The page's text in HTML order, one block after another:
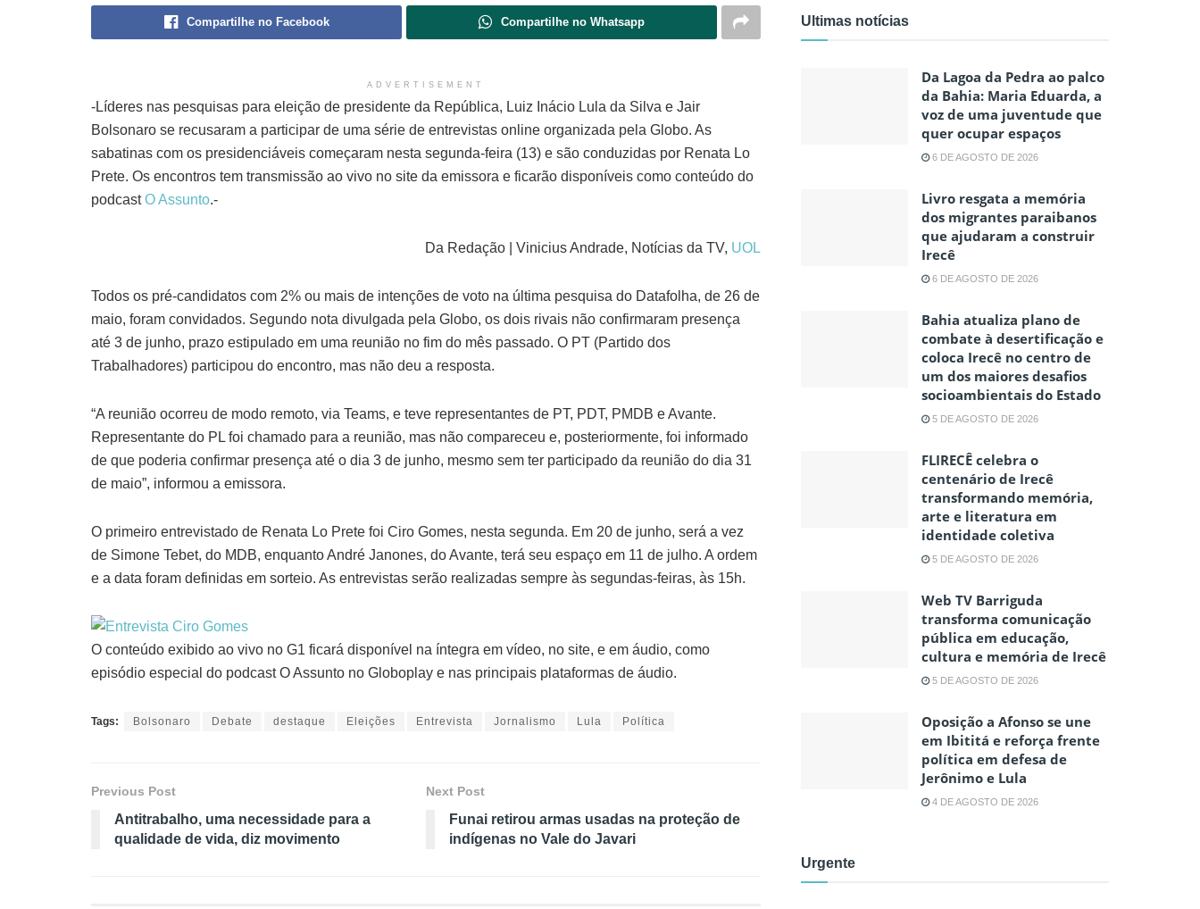
Compartilhe no Facebook Compartilhe no Whatsapp
ADVERTISEMENT
-Líderes nas pesquisas para eleição de presidente da República, Luiz Inácio Lula da Silva e Jair
Bolsonaro se recusaram a participar de uma série de entrevistas online organizada pela Globo. As
sabatinas com os presidenciáveis começaram nesta segunda-feira (13) e são conduzidas por Renata Lo
Prete. Os encontros tem transmissão ao vivo no site da emissora e ficarão disponíveis como conteúdo do
podcastO Assunto.-
Da Redação | Vinicius Andrade, Notícias da TV, UOL
Todos os pré-candidatos com 2% ou mais de intenções de voto na última pesquisa do Datafolha, de 26 de
maio, foram convidados. Segundo nota divulgada pela Globo, os dois rivais não confirmaram presença
até 3 de junho, prazo estipulado em uma reunião no fim do mês passado. O PT (Partido dos
Trabalhadores) participou do encontro, mas não deu a resposta.
“A reunião ocorreu de modo remoto, via Teams, e teve representantes de PT, PDT, PMDB e Avante.
Representante do PL foi chamado para a reunião, mas não compareceu e, posteriormente, foi informado
de que poderia confirmar presença até o dia 3 de junho, mesmo sem ter participado da reunião do dia 31
de maio”, informou a emissora.
O primeiro entrevistado de Renata Lo Prete foi Ciro Gomes, nesta segunda. Em 20 de junho, será a vez
de Simone Tebet, do MDB, enquanto André Janones, do Avante, terá seu espaço em 11 de julho. A ordem
e a data foram definidas em sorteio. As entrevistas serão realizadas sempre às segundas-feiras, às 15h.
O conteúdo exibido ao vivo no G1 ficará disponível na íntegra em vídeo, no site, e em áudio, como
episódio especial do podcast O Assunto no Globoplay e nas principais plataformas de áudio.
Tags: Bolsonaro Debate destaque Eleições Entrevista Jornalismo Lula Política
Previous Post
Antitrabalho, uma necessidade para a
qualidade de vida, diz movimento
Next Post
Funai retirou armas usadas na proteção de
indígenas no Vale do Javari
Ultimas notícias
Da Lagoa da Pedra ao palco
da Bahia: Maria Eduarda, a
voz de uma juventude que
quer ocupar espaços
6 DE AGOSTO DE 2026
Livro resgata a memória
dos migrantes paraibanos
que ajudaram a construir
Irecê
6 DE AGOSTO DE 2026
Bahia atualiza plano de
combate à desertificação e
coloca Irecê no centro de
um dos maiores desafios
socioambientais do Estado
5 DE AGOSTO DE 2026
FLIRECÊ celebra o
centenário de Irecê
transformando memória,
arte e literatura em
identidade coletiva
5 DE AGOSTO DE 2026
Web TV Barriguda
transforma comunicação
pública em educação,
cultura e memória de Irecê
5 DE AGOSTO DE 2026
Oposição a Afonso se une
em Ibititá e reforça frente
política em defesa de
Jerônimo e Lula
4 DE AGOSTO DE 2026
Urgente